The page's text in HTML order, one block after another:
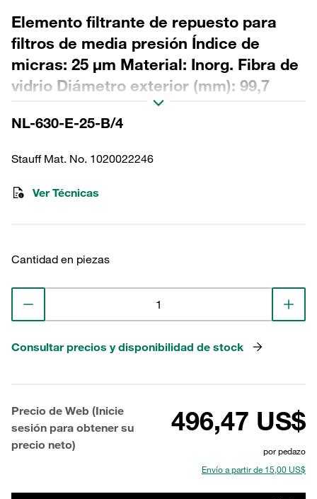
Elemento filtrante de repuesto para
filtros de media presión Índice de
micras: 25 µm Material: Inorg. Fibra de
vidrio Diámetro exterior (mm): 99,7
Diámetro interior (mm): 60,3 Longitud
(mm): 399 Sellado: NBR, relación β
NL-630-E-25-B/4
Stauff Mat. No. 1020022246
Ver Técnicas
Cantidad en piezas
Consultar precios y disponibilidad de stock
Precio de Web (Inicie
sesión para obtener su
precio neto)
496,47 US$
por pedazo
Envío a partir de 15,00 US$